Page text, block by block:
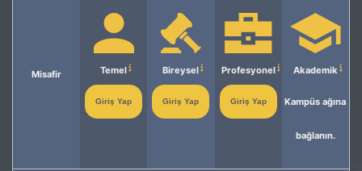
Misafir Temel
Giriş Yap
Bireysel
Giriş Yap
Profesyonel
Giriş Yap
Akademik
Kampüs ağına
bağlanın.